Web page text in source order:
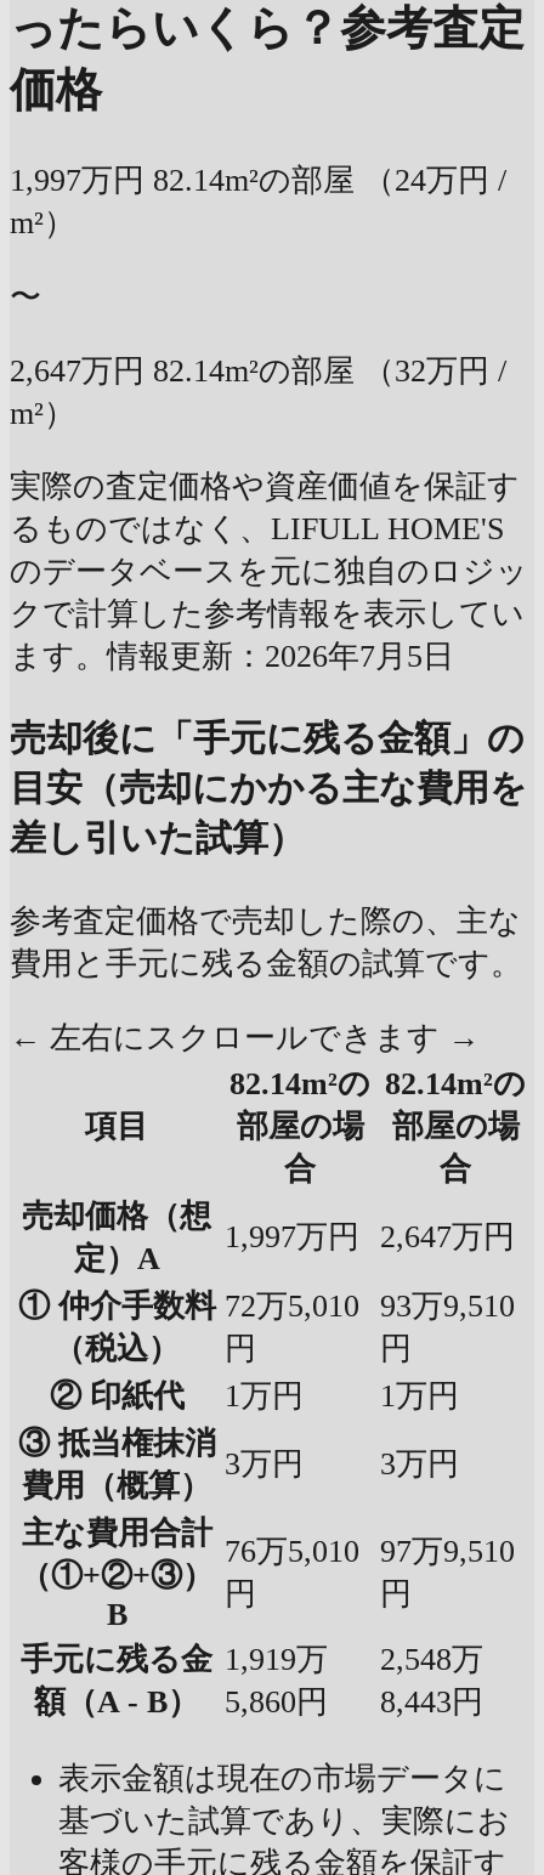
ったらいくら？参考査定
価格
1,997万円 82.14m²の部屋
（24万円 /
m²）
〜
2,647万円 82.14m²の部屋
（32万円 /
m²）
実際の査定価格や資産価値を保証す
るものではなく、LIFULL HOME'S
のデータベースを元に独自のロジッ
クで計算した参考情報を表示してい
ます。情報更新：2026年7月5日
売却後に「手元に残る金額」の
目安（売却にかかる主な費用を
差し引いた試算）
参考査定価格で売却した際の、主な
費用と手元に残る金額の試算です。
← 左右にスクロールできます →
項目
82.14m²の
部屋の場
合
82.14m²の
部屋の場
合
売却価格（想
定）A
1,997万円
2,647万円
① 仲介手数料
（税込）
72万5,010
円
93万9,510
円
② 印紙代
1万円
1万円
③ 抵当権抹消
費用（概算）
3万円
3万円
主な費用合計
（①+②+③）
B
76万5,010
円
97万9,510
円
手元に残る金
額（A - B）
1,919万
5,860円
2,548万
8,443円
表示金額は現在の市場データに
基づいた試算であり、実際にお
客様の手元に残る金額を保証す